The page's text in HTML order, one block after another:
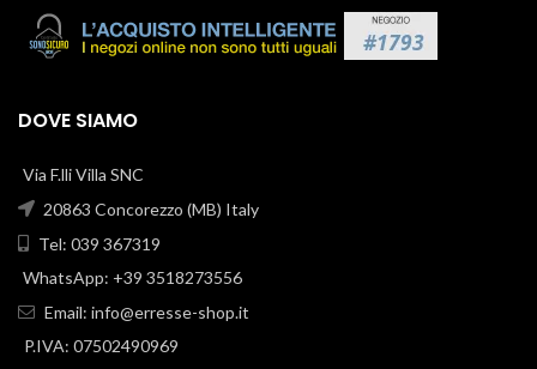
DOVE SIAMO
Via F.lli Villa SNC
20863 Concorezzo (MB) Italy
Tel: 039 367319
WhatsApp: +39 3518273556
Email: info@erresse-shop.it
P.IVA: 07502490969